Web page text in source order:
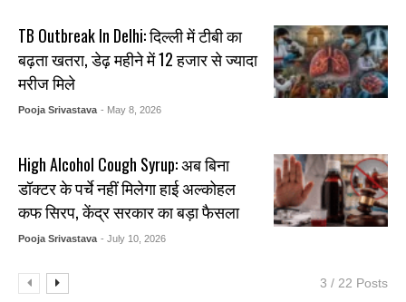
TB Outbreak In Delhi: दिल्ली में टीबी का
बढ़ता खतरा, डेढ़ महीने में 12 हजार से ज्यादा
मरीज मिले
Pooja Srivastava - May 8, 2026
High Alcohol Cough Syrup: अब बिना
डॉक्टर के पर्चे नहीं मिलेगा हाई अल्कोहल
कफ सिरप, केंद्र सरकार का बड़ा फैसला
Pooja Srivastava - July 10, 2026
3 / 22 Posts